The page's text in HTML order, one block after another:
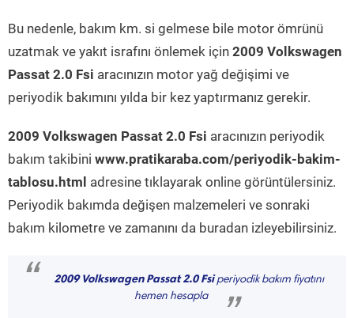
Bu nedenle, bakım km. si gelmese bile motor ömrünü
uzatmak ve yakıt israfını önlemek için 2009 Volkswagen
Passat 2.0 Fsi aracınızın motor yağ değişimi ve
periyodik bakımını yılda bir kez yaptırmanız gerekir.
2009 Volkswagen Passat 2.0 Fsi aracınızın periyodik
bakım takibini www.pratikaraba.com/periyodik-bakim-
tablosu.html adresine tıklayarak online görüntülersiniz.
Periyodik bakımda değişen malzemeleri ve sonraki
bakım kilometre ve zamanını da buradan izleyebilirsiniz.
“ 2009 Volkswagen Passat 2.0 Fsiperiyodik bakım fiyatını
hemen hesapla